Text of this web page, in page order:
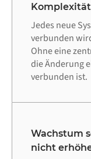
Komplexität
Jedes neue
verbunden
Ohne eine
die Änderung
verbunden ist.
Wachstum
nicht